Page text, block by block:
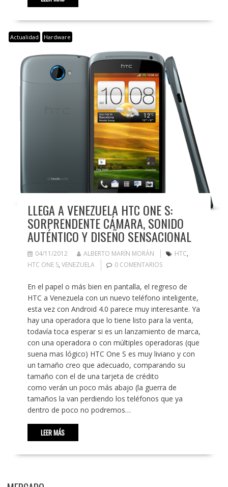
Actualidad Hardware
LLEGA A VENEZUELA HTC ONE S:
SORPRENDENTE CÁMARA, SONIDO
AUTÉNTICO Y DISEÑO SENSACIONAL
04/11/2012 ALBERTO MARÍN MORÁN HTC,
HTC ONE S, VENEZUELA 0 COMENTARIOS
En el papel o más bien en pantalla, el regreso de
HTC a Venezuela con un nuevo teléfono inteligente,
esta vez con Android 4.0 parece muy interesante. Ya
hay una operadora que lo tiene listo para la venta,
todavía toca esperar si es un lanzamiento de marca,
con una operadora o con múltiples operadoras (que
suena mas lógico) HTC One S es muy liviano y con
un tamaño creo que adecuado, comparando su
tamaño con el de una tarjeta de crédito
como verán un poco más abajo (la guerra de
tamaños la van perdiendo los teléfonos que ya
dentro de poco no podremos…
LEER MÁS